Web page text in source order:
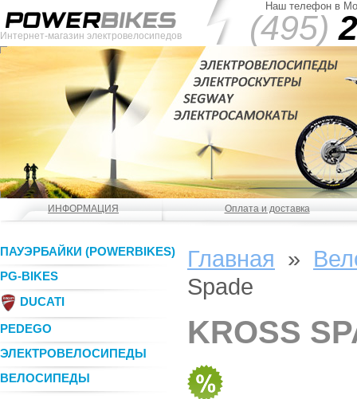
Интернет-магазин электровелосипедов
Наш телефон в
(495)
ИНФОРМАЦИЯ Оплата и доставка
ПАУЭРБАЙКИ (POWERBIKES)
PG-BIKES
DUCATI
PEDEGO
ЭЛЕКТРОВЕЛОСИПЕДЫ
ВЕЛОСИПЕДЫ
Главная »
Spade
KROSS